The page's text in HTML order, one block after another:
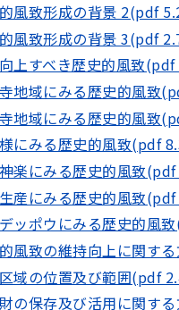
風致形成の背景 2(pdf
風致形成の背景 3(pdf
上すべき歴史的風致
地域にみる歴史的風致
地域にみる歴史的風致
にみる歴史的風致(pdf
楽にみる歴史的風致
産にみる歴史的風致
ッポウにみる歴史的風
風致の維持向上に関す
域の位置及び範囲(pdf
の保存及び活用に関す